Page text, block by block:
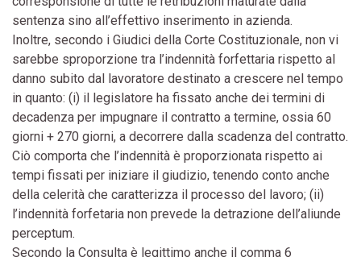
sentenza sino all’effettivo inserimento in azienda.
Inoltre, secondo i Giudici della Corte Costituzionale, non vi
sarebbe sproporzione tra l’indennità forfettaria rispetto al
danno subito dal lavoratore destinato a crescere nel tempo
in quanto: (i) il legislatore ha fissato anche dei termini di
decadenza per impugnare il contratto a termine, ossia 60
giorni + 270 giorni, a decorrere dalla scadenza del contratto.
Ciò comporta che l’indennità è proporzionata rispetto ai
tempi fissati per iniziare il giudizio, tenendo conto anche
della celerità che caratterizza il processo del lavoro; (ii)
l’indennità forfetaria non prevede la detrazione dell’aliunde
perceptum.
Secondo la Consulta è legittimo anche il comma 6